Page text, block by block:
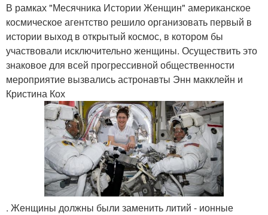
В рамках "Месячника Истории Женщин" американское
космическое агентство решило организовать первый в
истории выход в открытый космос, в котором бы
участвовали исключительно женщины. Осуществить это
знаковое для всей прогрессивной общественности
мероприятие вызвались астронавты Энн макклейн и
Кристина Кох
. Женщины должны были заменить литий - ионные